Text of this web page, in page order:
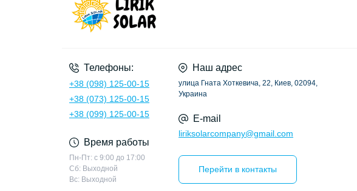
Телефоны:
+38 (098) 125-00-15
+38 (073) 125-00-15
+38 (099) 125-00-15
Время работы
Пн-Пт: с 9:00 до 17:00
Сб: Выходной
Вс: Выходной
Наш адрес
улица Гната Хоткевича, 22, Киев, 02094,
Украина
E-mail
liriksolarcompany@gmail.com
Перейти в контакты